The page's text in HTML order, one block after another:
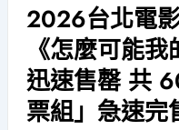
2026台北電
《怎麼可能
迅速售罄 共
票組」急速完